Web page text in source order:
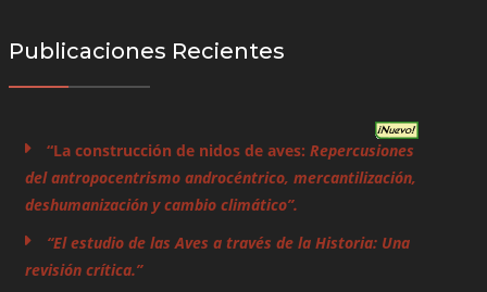
Publicaciones Recientes
“La construcción de nidos de aves: Repercusiones
del antropocentrismo androcéntrico, mercantilización,
deshumanización y cambio climático”.
“El estudio de las Aves a través de la Historia: Una
revisión crítica.”